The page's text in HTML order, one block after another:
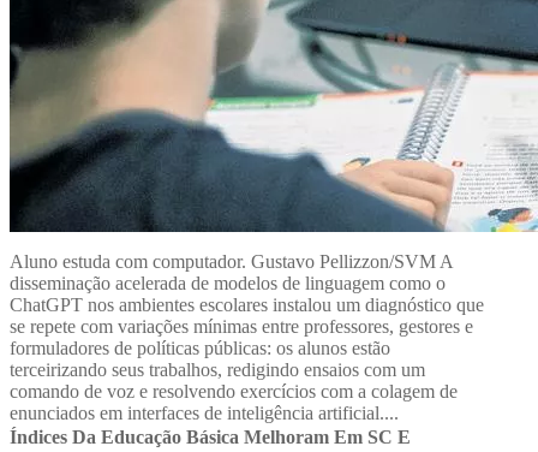
Aluno estuda com computador. Gustavo Pellizzon/SVM A
disseminação acelerada de modelos de linguagem como o
ChatGPT nos ambientes escolares instalou um diagnóstico que
se repete com variações mínimas entre professores, gestores e
formuladores de políticas públicas: os alunos estão
terceirizando seus trabalhos, redigindo ensaios com um
comando de voz e resolvendo exercícios com a colagem de
enunciados em interfaces de inteligência artificial....
Índices Da Educação Básica Melhoram Em SC E